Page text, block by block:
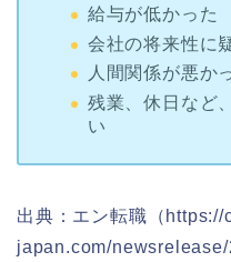
給与が低かった
会社の将来性に
人間関係が悪か
残業、休日など
出典：エン転職（https://
japan.com/